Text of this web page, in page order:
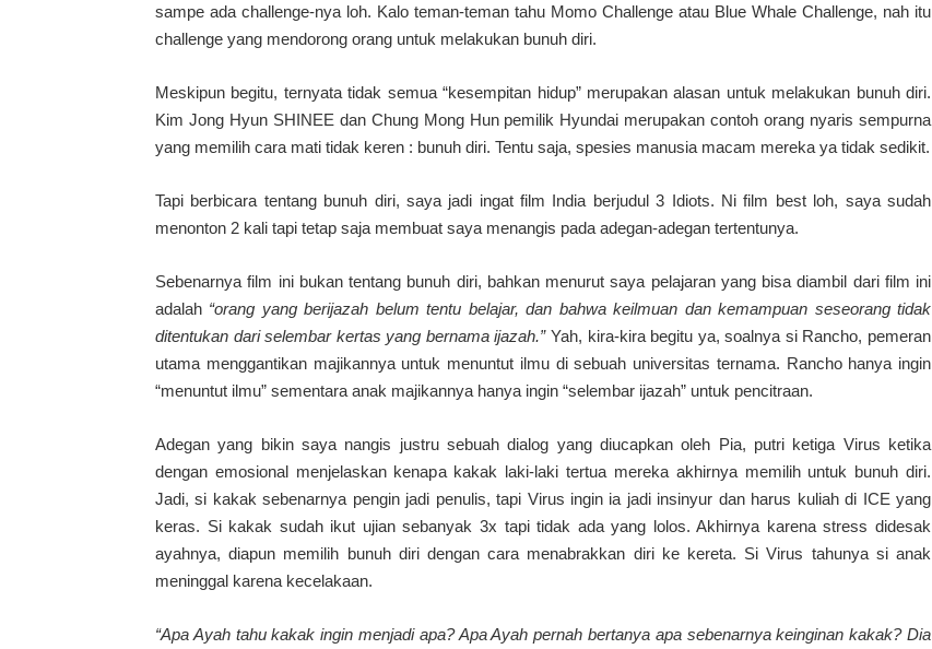
sampe ada challenge-nya loh. Kalo teman-teman tahu Momo Challenge atau Blue Whale Challenge, nah itu
challenge yang mendorong orang untuk melakukan bunuh diri.
Meskipun begitu, ternyata tidak semua “kesempitan hidup” merupakan alasan untuk melakukan bunuh diri.
Kim Jong Hyun SHINEE dan Chung Mong Hun pemilik Hyundai merupakan contoh orang nyaris sempurna
yang memilih cara mati tidak keren : bunuh diri. Tentu saja, spesies manusia macam mereka ya tidak sedikit.
Tapi berbicara tentang bunuh diri, saya jadi ingat film India berjudul 3 Idiots. Ni film best loh, saya sudah
menonton 2 kali tapi tetap saja membuat saya menangis pada adegan-adegan tertentunya.
Sebenarnya film ini bukan tentang bunuh diri, bahkan menurut saya pelajaran yang bisa diambil dari film ini
adalah “orang yang berijazah belum tentu belajar, dan bahwa keilmuan dan kemampuan seseorang tidak
ditentukan dari selembar kertas yang bernama ijazah.”Yah, kira-kira begitu ya, soalnya si Rancho, pemeran
utama menggantikan majikannya untuk menuntut ilmu di sebuah universitas ternama. Rancho hanya ingin
“menuntut ilmu” sementara anak majikannya hanya ingin “selembar ijazah” untuk pencitraan.
Adegan yang bikin saya nangis justru sebuah dialog yang diucapkan oleh Pia, putri ketiga Virus ketika
dengan emosional menjelaskan kenapa kakak laki-laki tertua mereka akhirnya memilih untuk bunuh diri.
Jadi, si kakak sebenarnya pengin jadi penulis, tapi Virus ingin ia jadi insinyur dan harus kuliah di ICE yang
keras. Si kakak sudah ikut ujian sebanyak 3x tapi tidak ada yang lolos. Akhirnya karena stress didesak
ayahnya, diapun memilih bunuh diri dengan cara menabrakkan diri ke kereta. Si Virus tahunya si anak
meninggal karena kecelakaan.
“Apa Ayah tahu kakak ingin menjadi apa? Apa Ayah pernah bertanya apa sebenarnya keinginan kakak? Dia